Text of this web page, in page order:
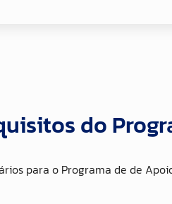
do
para o Programa de de